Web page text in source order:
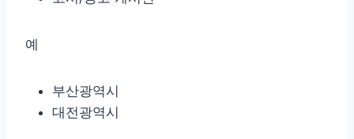
예
부산광역시
대전광역시